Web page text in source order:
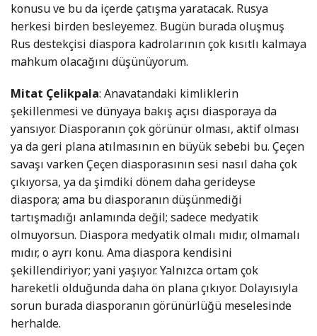
konusu ve bu da içerde çatışma yaratacak. Rusya
herkesi birden besleyemez. Bugün burada oluşmuş
Rus destekçisi diaspora kadrolarının çok kısıtlı kalmaya
mahkum olacağını düşünüyorum.
Mitat Çelikpala: Anavatandaki kimliklerin
şekillenmesi ve dünyaya bakış açısı diasporaya da
yansıyor. Diasporanın çok görünür olması, aktif olması
ya da geri plana atılmasının en büyük sebebi bu. Çeçen
savaşı varken Çeçen diasporasının sesi nasıl daha çok
çıkıyorsa, ya da şimdiki dönem daha gerideyse
diaspora; ama bu diasporanın düşünmediği
tartışmadığı anlamında değil; sadece medyatik
olmuyorsun. Diaspora medyatik olmalı mıdır, olmamalı
mıdır, o ayrı konu. Ama diaspora kendisini
şekillendiriyor; yani yaşıyor. Yalnızca ortam çok
hareketli olduğunda daha ön plana çıkıyor. Dolayısıyla
sorun burada diasporanın görünürlüğü meselesinde
herhalde.